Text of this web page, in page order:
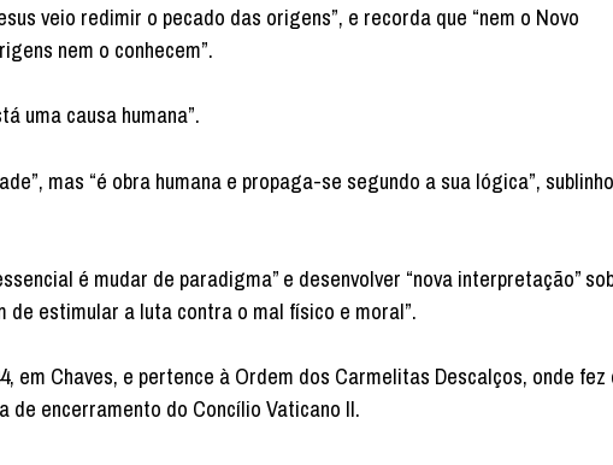
veio redimir o pecado das origens”, e recorda que “nem o Novo
nem o conhecem”.
uma causa humana”.
mas “é obra humana e propaga-se segundo a sua lógica”,
é mudar de paradigma” e desenvolver “nova interpretação”
estimular a luta contra o mal físico e moral”.
em Chaves, e pertence à Ordem dos Carmelitas Descalços, onde fez
de encerramento do Concílio Vaticano II.